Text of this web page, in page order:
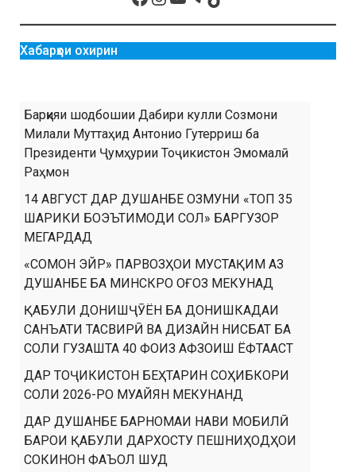
Хабарҳои охирин
Барқияи шодбошии Дабири кулли Созмони
Милали Муттаҳид Антонио Гутерриш ба
Президенти Ҷумҳурии Тоҷикистон Эмомалӣ
Раҳмон
14 АВГУСТ ДАР ДУШАНБЕ ОЗМУНИ «ТОП 35
ШАРИКИ БОЭЪТИМОДИ СОЛ» БАРГУЗОР
МЕГАРДАД
«СОМОН ЭЙР» ПАРВОЗҲОИ МУСТАҚИМ АЗ
ДУШАНБЕ БА МИНСКРО ОҒОЗ МЕКУНАД
ҚАБУЛИ ДОНИШҶӮЁН БА ДОНИШКАДАИ
САНЪАТИ ТАСВИРӢ ВА ДИЗАЙН НИСБАТ БА
СОЛИ ГУЗАШТА 40 ФОИЗ АФЗОИШ ЁФТААСТ
ДАР ТОҶИКИСТОН БЕҲТАРИН СОҲИБКОРИ
СОЛИ 2026-РО МУАЙЯН МЕКУНАНД
ДАР ДУШАНБЕ БАРНОМАИ НАВИ МОБИЛӢ
БАРОИ ҚАБУЛИ ДАРХОСТУ ПЕШНИҲОДҲОИ
СОКИНОН ФАЪОЛ ШУД